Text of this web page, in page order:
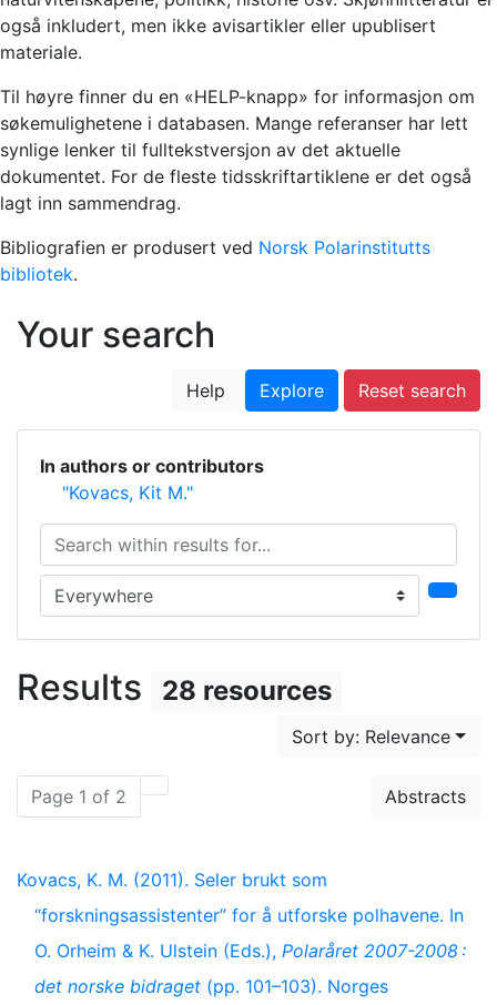
også inkludert, men ikke avisartikler eller upublisert
materiale.
Til høyre finner du en «HELP-knapp» for informasjon om
søkemulighetene i databasen. Mange referanser har lett
synlige lenker til fulltekstversjon av det aktuelle
dokumentet. For de fleste tidsskriftartiklene er det også
lagt inn sammendrag.
Bibliografien er produsert ved Norsk Polarinstitutts
bibliotek.
Your search
Help Explore Reset search
In authors or contributors
"Kovacs, Kit M."
Search within results for...
Search in...
Results 28 resources
Sort by: Relevance
Page 1 of 2 Abstracts
Kovacs, K. M. (2011). Seler brukt som
“forskningsassistenter” for å utforske polhavene. In
O. Orheim & K. Ulstein (Eds.), Polaråret 2007-2008 :
det norske bidraget (pp. 101–103). Norges